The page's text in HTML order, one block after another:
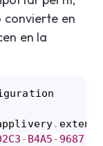
en
en la
.
- B4A5- 9687-